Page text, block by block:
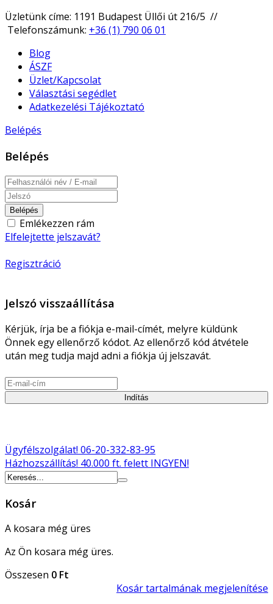
Üzletünk címe: 1191 Budapest Üllői út 216/5 //
Telefonszámunk: +36 (1) 790 06 01
Blog
ÁSZF
Üzlet/Kapcsolat
Választási segédlet
Adatkezelési Tájékoztató
Belépés
Belépés
Belépés
Emlékezzen rám
Elfelejtette jelszavát?
Regisztráció
Jelszó visszaállítása
Kérjük, írja be a fiókja e-mail-címét, melyre küldünk
Önnek egy ellenőrző kódot. Az ellenőrző kód átvétele
után meg tudja majd adni a fiókja új jelszavát.
Indítás
Ügyfélszolgálat! 06-20-332-83-95
Házhozszállítás! 40.000 ft. felett INGYEN!
Kosár
A kosara még üres
Az Ön kosara még üres.
Összesen 0 Ft
Kosár tartalmának megjelenítése